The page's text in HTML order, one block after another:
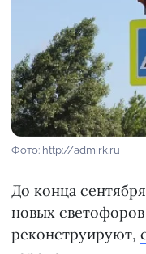
Фото: http://admirk.ru
До конца
новых
реконструируют,